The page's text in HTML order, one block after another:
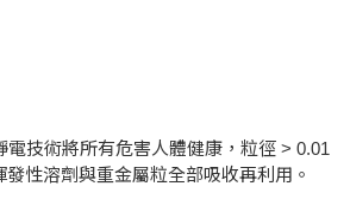
電技術將所有危害人體健康，粒徑 > 0.01
性溶劑與重金屬粒全部吸收再利用。